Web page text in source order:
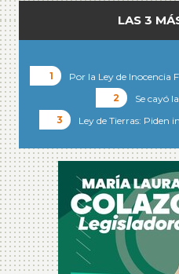
LAS 3
Por la Ley de Inocencia
Se cayó
Ley de Tierras: Piden